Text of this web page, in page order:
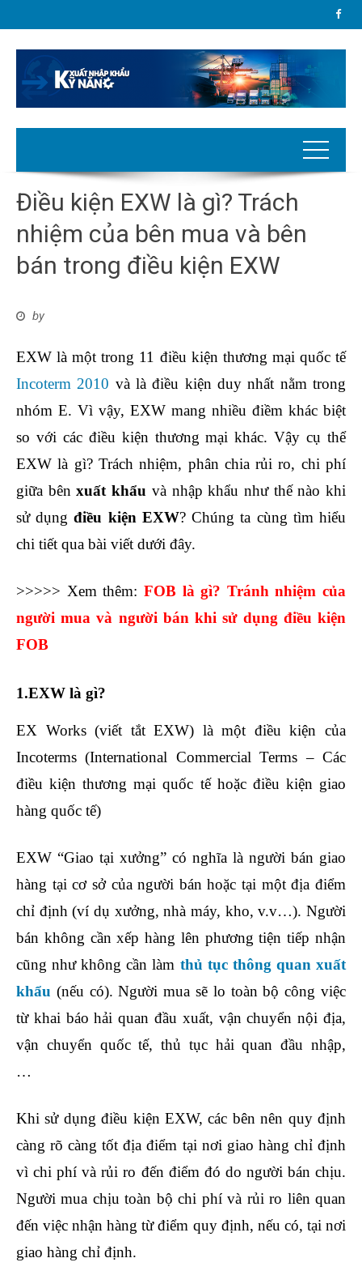
Điều kiện EXW là gì? Trách
nhiệm của bên mua và bên
bán trong điều kiện EXW
by
EXW là một trong 11 điều kiện thương mại quốc tế
Incoterm 2010 và là điều kiện duy nhất nằm trong
nhóm E. Vì vậy, EXW mang nhiều điềm khác biệt
so với các điều kiện thương mại khác. Vậy cụ thể
EXW là gì? Trách nhiệm, phân chia rủi ro, chi phí
giữa bênxuất khẩu và nhập khẩu như thế nào khi
sử dụngđiều kiện EXW? Chúng ta cùng tìm hiểu
chi tiết qua bài viết dưới đây.
>>>>> Xem thêm: FOB là gì? Tránh nhiệm của
người mua và người bán khi sử dụng điều kiện
FOB
1.EXW là gì?
EX Works (viết tắt EXW) là một điều kiện của
Incoterms (International Commercial Terms – Các
điều kiện thương mại quốc tế hoặc điều kiện giao
hàng quốc tế)
EXW “Giao tại xưởng” có nghĩa là người bán giao
hàng tại cơ sở của người bán hoặc tại một địa điểm
chỉ định (ví dụ xưởng, nhà máy, kho, v.v…). Người
bán không cần xếp hàng lên phương tiện tiếp nhận
cũng như không cần làm thủ tục thông quan xuất
khẩu (nếu có). Người mua sẽ lo toàn bộ công việc
từ khai báo hải quan đầu xuất, vận chuyển nội địa,
vận chuyển quốc tế, thủ tục hải quan đầu nhập,
…
Khi sử dụng điều kiện EXW, các bên nên quy định
càng rõ càng tốt địa điểm tại nơi giao hàng chỉ định
vì chi phí và rủi ro đến điểm đó do người bán chịu.
Người mua chịu toàn bộ chi phí và rủi ro liên quan
đến việc nhận hàng từ điểm quy định, nếu có, tại nơi
giao hàng chỉ định.